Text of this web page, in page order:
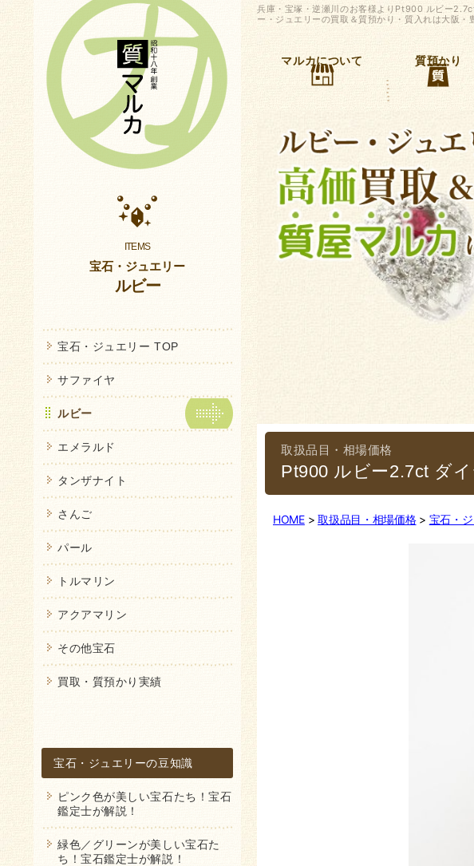
兵庫・宝塚・逆瀬川のお客様よりPt900 ルビー
ー・ジュエリーの買取＆質預かり・質入れは大阪
マルカについて
質預かり
Pt900 ルビー2.7ct ダ
HOME 取扱品目・相場価格 宝石・
宝石・ジュエリー
ルビー
宝石・ジュエリー TOP
サファイヤ
ルビー
エメラルド
タンザナイト
さんご
パール
トルマリン
アクアマリン
その他宝石
買取・質預かり実績
宝石・ジュエリーの豆知識
ピンク色が美しい宝石たち！宝石
鑑定士が解説！
緑色／グリーンが美しい宝石た
ち！宝石鑑定士が解説！